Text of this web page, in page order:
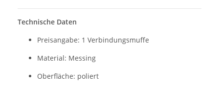
Technische Daten
Preisangabe: 1 Verbindungsmuffe
Material: Messing
Oberfläche: poliert